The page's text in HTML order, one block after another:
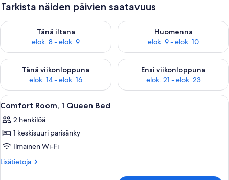
Tarkista näiden päivien saatavuus
Tänä iltana
elok. 8 - elok. 9
Tarkista tämän illan saatavuus elok. 8 - elok. 9
Huomenna
elok. 9 - elok. 10
Tarkista huomisen saatavuus
Tänä viikonloppuna
elok. 14 - elok. 16
Tarkista tämän viikonlopun saatavuus elok. 14 - elok. 16
Ensi viikonloppuna
elok. 21 - elok. 23
Tarkista ensi viikonlopun
Avaa
kaikki
huonetyypin
Comfort
Room,
1
Hotellihuone, jossa on sänky,
12
Comfort Room, 1 Queen Bed
2 henkilöä
1 keskisuuri parisänky
Ilmainen Wi-Fi
Lisätietoja
Lisätietoja